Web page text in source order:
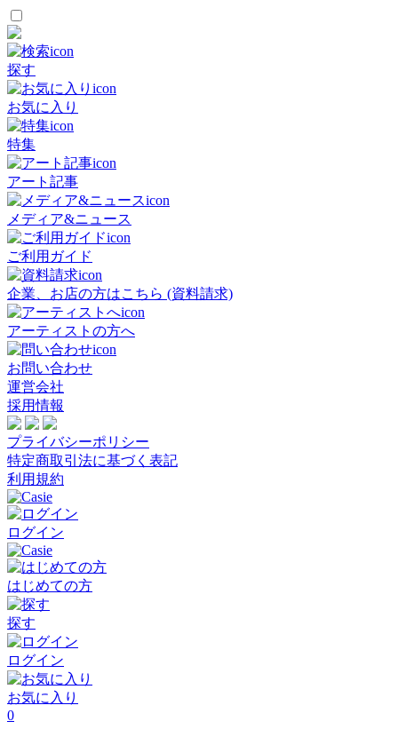
探す
お気に入り
特集
アート記事
メディア&ニュース
ご利用ガイド
企業、お店の方はこちら (資料請求)
アーティストの方へ
お問い合わせ
運営会社
採用情報
プライバシーポリシー
特定商取引法に基づく表記
利用規約
ログイン
はじめての方
探す
ログイン
お気に入り
0